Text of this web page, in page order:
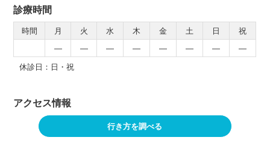
診療時間
時間 月 火 水 木 金 土 日
祝
―
― ― ― ― ― ―
―
休診日：日・祝
アクセス情報
行き方を調べる